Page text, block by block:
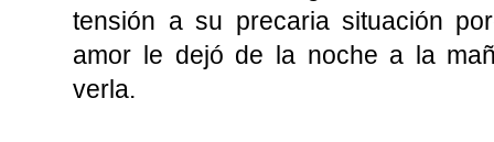
tensión a su precaria situación
amor le dejó de la noche a la
verla.